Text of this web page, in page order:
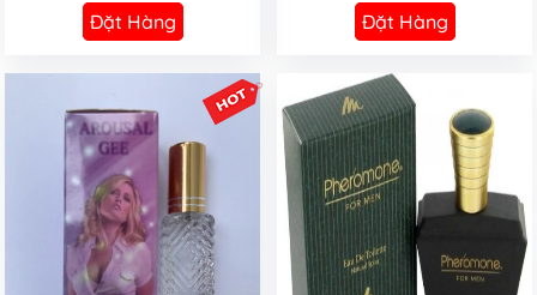
Đặt Hàng
Đặt Hàng